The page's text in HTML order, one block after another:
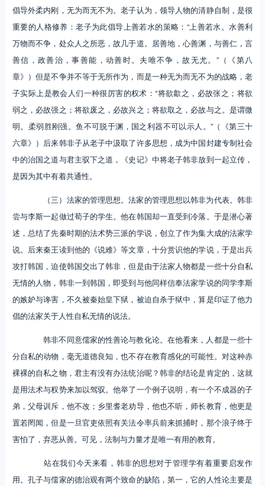
倡导外柔内刚，无为而无不为。老子认为，领导人物的清静自制，是很
重要的人格修养：老子为此倡导上善若水的策略：“上善若水。水善利
万物而不争，处众人之所恶，故几于道。居善地，心善渊，与善仁，言
善信，政善治，事善能，动善时。夫唯不争，故无尤。”（《第八
章》）但是不争并不等于无所作为，而是一种无为而无不为的战略，老
子实际上是教会人们一种很厉害的权术：“将欲歙之，必故张之；将欲
弱之，必故强之；将欲废之，必故兴之；将欲取之，必故与之。是谓微
明。柔弱胜刚强。鱼不可脱于渊，国之利器不可以示人。”（《第三十
六章》）后来韩非子从老子中汲取了许多思想，成为中国封建专制社会
中的治国之道与君主驭下之道，《史记》中将老子韩非放到一起立传，
是因为其中有着共通性。
（三）法家的管理思想。法家的管理思想以韩非为代表。韩非
尝与李斯一起做过荀子的学生。他在韩国却一直受到冷落。于是潜心著
述，总结了先秦时期的法术势三派的学说，创立了作为集大成的法家学
说。后来秦王读到他的《说难》等文章，十分赏识他的学说，于是出兵
攻打韩国，迫使韩国交出了韩非，但是由于法家人物都是一些十分自私
无情的人物，韩非一到韩国，即受到与他同样信奉法家学说的同学李斯
的嫉妒与谗害，不久被秦始皇下狱，被迫自杀于狱中，算是印证了他力
倡的法家关于人性自私无情的说法。
韩非不同意儒家的性善论与教化论。在他看来，人都是一些十
分自私的动物，毫无道德良知，也不存在教育感化的可能性。对这种赤
裸裸的自私之物，君主有没有办法统治呢？韩非的结论是肯定的，这就
是用法术与权势来加以驾驭。他举了一个例子说明，有一个不成器的子
弟，父母训斥，他不改；乡里耆老劝导，他也不听，师长教育，他更是
置若罔闻，但是一旦官吏依照有关法令率兵前来抓捕时，那个浪子终于
害怕了，弃恶从善。可见，法制与力量才是唯一有用的教育。
站在我们今天来看，韩非的思想对于管理学有着重要启发作
用。孔子与儒家的德治观有两个致命的缺陷，第一，它的人性论主要是